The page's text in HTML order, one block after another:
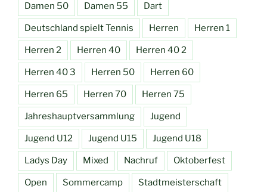
Damen 50 Damen 55 Dart
Deutschland spielt Tennis Herren Herren 1
Herren 2 Herren 40 Herren 40 2
Herren 40 3 Herren 50 Herren 60
Herren 65 Herren 70 Herren 75
Jahreshauptversammlung Jugend
Jugend U12 Jugend U15 Jugend U18
Ladys Day Mixed Nachruf Oktoberfest
Open Sommercamp Stadtmeisterschaft